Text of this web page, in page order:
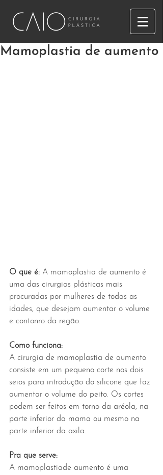
Mamoplastia de aumento
O que é: A mamoplastia de aumento é
uma das cirurgias plásticas mais
procuradas por mulheres de todas as
idades, que desejam aumentar o volume
e contonro da regão.
Como funciona:
A cirurgia de mamoplastia de aumento
consiste em um pequeno corte nos dois
seios para introdução do silicone que faz
aumentar o volume do peito. Os cortes
podem ser feitos em torno da aréola, na
parte inferior da mama ou mesmo na
parte inferior da axila.
Pra que serve:
A mamoplastiade aumento é uma